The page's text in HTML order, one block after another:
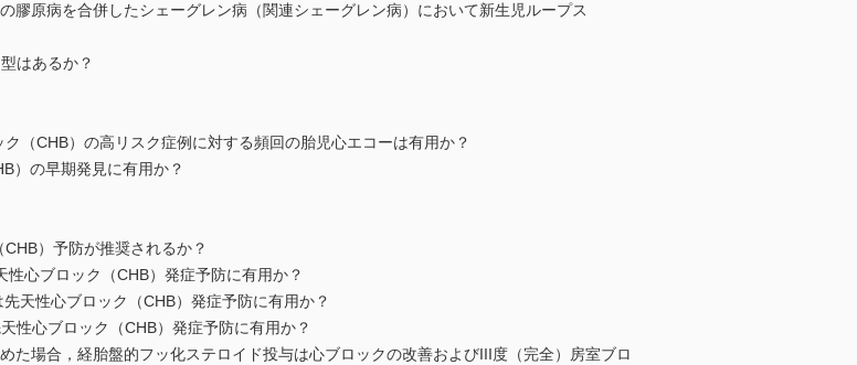
原病を合併したシェーグレン病（関連シェーグレン病）において新生児ループス
はあるか？
（CHB）の高リスク症例に対する頻回の胎児心エコーは有用か？
）の早期発見に有用か？
）予防が推奨されるか？
心ブロック（CHB）発症予防に有用か？
天性心ブロック（CHB）発症予防に有用か？
心ブロック（CHB）発症予防に有用か？
場合，経胎盤的フッ化ステロイド投与は心ブロックの改善およびIII度（完全）房室ブロ